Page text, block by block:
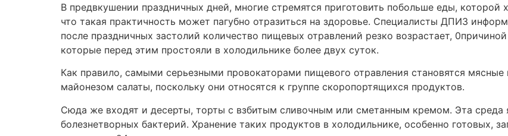
В предвкушении праздничных дней, многие стремятся приготовить побольше еды, которой
что такая практичность может пагубно отразиться на здоровье. Специалисты ДПИЗ
после праздничных застолий количество пищевых отравлений резко возрастает,
которые перед этим простояли в холодильнике более двух суток.
Как правило, самыми серьезными провокаторами пищевого отравления становятся
майонезом салаты, поскольку они относятся к группе скоропортящихся продуктов.
Сюда же входят и десерты, торты с взбитым сливочным или сметанным кремом. Эта среда
болезнетворных бактерий. Хранение таких продуктов в холодильнике, особенно готовых,